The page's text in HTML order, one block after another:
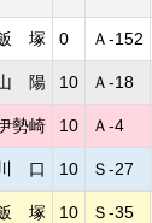
塚 0 Ａ-152
陽 10 Ａ-18
勢崎 10 Ａ-4
川 口 10 Ｓ-27
塚 10 Ｓ-35